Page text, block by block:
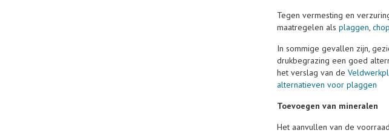
Tegen vermesting en
maatregelen als plaggen,
In sommige gevallen zijn,
drukbegrazing een goed
het verslag van de
alternatieven voor plaggen
Toevoegen van mineralen
Het aanvullen van de